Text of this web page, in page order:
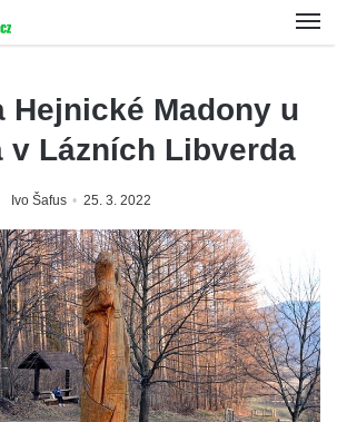
Hejnické Madony u
v Lázních Libverda
Ivo Šafus 25. 3. 2022